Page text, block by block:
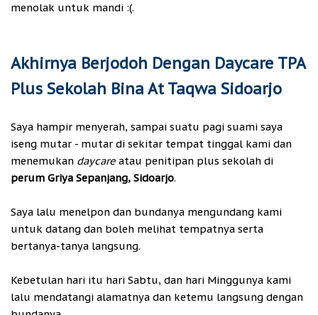
menolak untuk mandi :(.
Akhirnya Berjodoh Dengan Daycare TPA
Plus Sekolah Bina At Taqwa Sidoarjo
Saya hampir menyerah, sampai suatu pagi suami saya
iseng mutar - mutar di sekitar tempat tinggal kami dan
menemukan daycare atau penitipan plus sekolah di
perum Griya Sepanjang, Sidoarjo.
Saya lalu menelpon dan bundanya mengundang kami
untuk datang dan boleh melihat tempatnya serta
bertanya-tanya langsung.
Kebetulan hari itu hari Sabtu, dan hari Minggunya kami
lalu mendatangi alamatnya dan ketemu langsung dengan